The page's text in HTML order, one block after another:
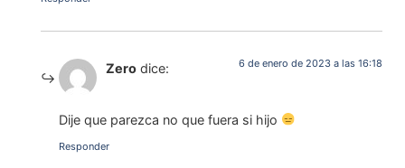
Zero dice: 6 de enero de 2023 a las 16:18
Dije que parezca no que fuera si hijo
Responder